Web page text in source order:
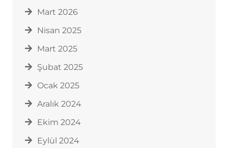
Mart 2026
Nisan 2025
Mart 2025
Şubat 2025
Ocak 2025
Aralık 2024
Ekim 2024
Eylül 2024